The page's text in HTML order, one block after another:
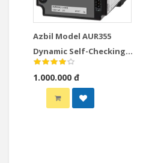
Azbil Model AUR355
Dynamic Self-Checking
Burner Controller
1.000.000 đ